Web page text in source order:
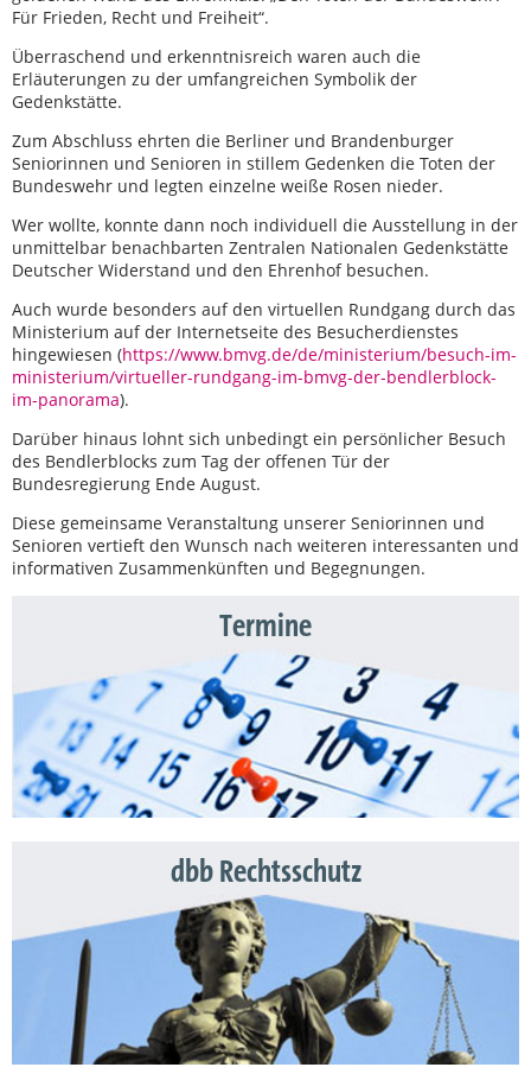
Für Frieden, Recht und Freiheit“.
Überraschend und erkenntnisreich waren auch die
Erläuterungen zu der umfangreichen Symbolik der
Gedenkstätte.
Zum Abschluss ehrten die Berliner und Brandenburger
Seniorinnen und Senioren in stillem Gedenken die Toten der
Bundeswehr und legten einzelne weiße Rosen nieder.
Wer wollte, konnte dann noch individuell die Ausstellung in der
unmittelbar benachbarten Zentralen Nationalen Gedenkstätte
Deutscher Widerstand und den Ehrenhof besuchen.
Auch wurde besonders auf den virtuellen Rundgang durch das
Ministerium auf der Internetseite des Besucherdienstes
hingewiesen (https://www.bmvg.de/de/ministerium/besuch-im-
ministerium/virtueller-rundgang-im-bmvg-der-bendlerblock-
im-panorama).
Darüber hinaus lohnt sich unbedingt ein persönlicher Besuch
des Bendlerblocks zum Tag der offenen Tür der
Bundesregierung Ende August.
Diese gemeinsame Veranstaltung unserer Seniorinnen und
Senioren vertieft den Wunsch nach weiteren interessanten und
informativen Zusammenkünften und Begegnungen.
Termine
dbb Rechtsschutz